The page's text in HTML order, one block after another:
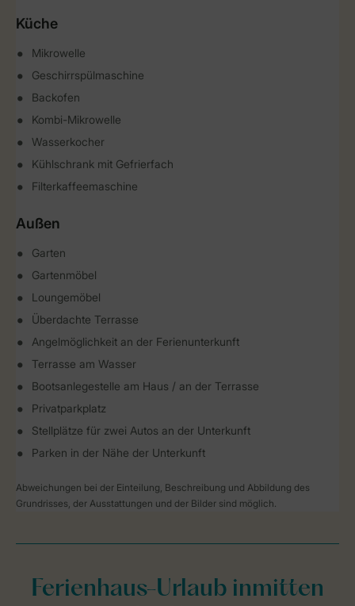
Küche
Mikrowelle
Geschirrspülmaschine
Backofen
Kombi-Mikrowelle
Wasserkocher
Kühlschrank mit Gefrierfach
Filterkaffeemaschine
Außen
Garten
Gartenmöbel
Loungemöbel
Überdachte Terrasse
Angelmöglichkeit an der Ferienunterkunft
Terrasse am Wasser
Bootsanlegestelle am Haus / an der Terrasse
Privatparkplatz
Stellplätze für zwei Autos an der Unterkunft
Parken in der Nähe der Unterkunft
Abweichungen bei der Einteilung, Beschreibung und Abbildung des
Grundrisses, der Ausstattungen und der Bilder sind möglich.
Ferienhaus-Urlaub inmitten